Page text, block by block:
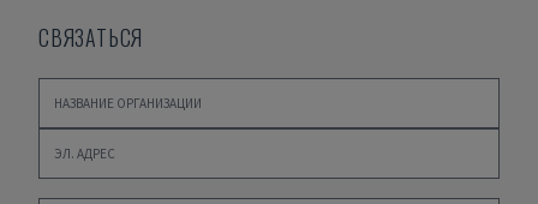
СВЯЗАТЬСЯ